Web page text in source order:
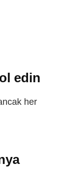
edin
her